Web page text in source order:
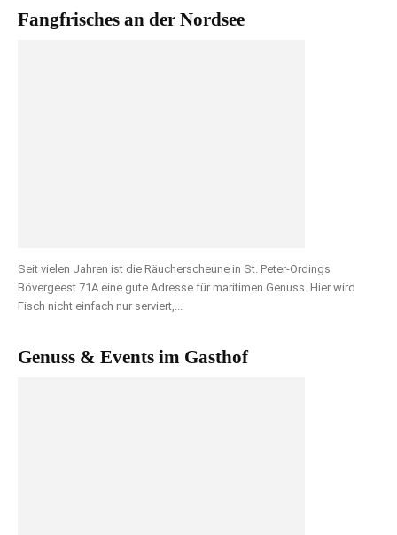
Fangfrisches an der Nordsee
Seit vielen Jahren ist die Räucherscheune in St. Peter-Ordings
Bövergeest 71A eine gute Adresse für maritimen Genuss. Hier wird
Fisch nicht einfach nur serviert,...
Genuss & Events im Gasthof